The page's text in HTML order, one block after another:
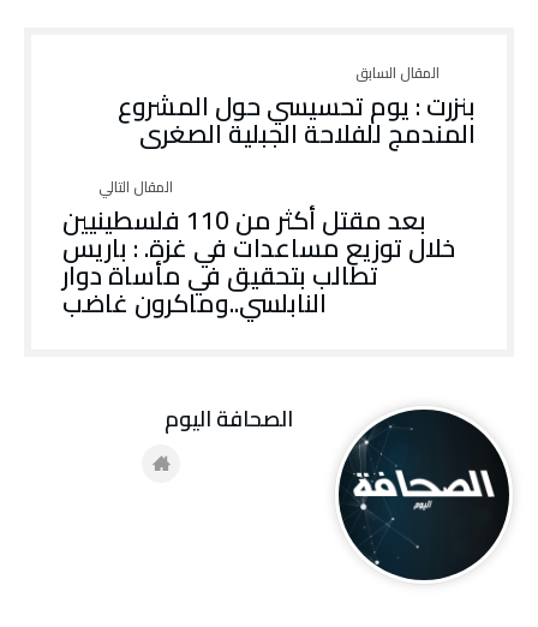
بنزرت : يوم تحسيسي حول المشروع
المندمج للفلاحة الجبلية الصغرى
بعد مقتل أكثر من 110 فلسطينيين
خلال توزيع مساعدات في غزة. : باريس
تطالب بتحقيق في مأساة دوار
النابلسي..وماكرون غاضب